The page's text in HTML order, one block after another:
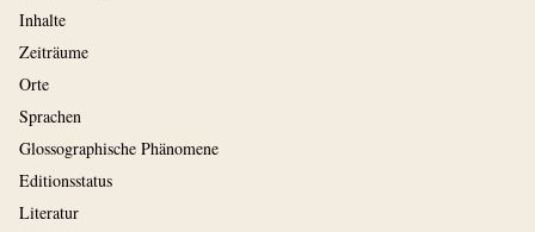
Inhalte
Zeiträume
Orte
Sprachen
Glossographische Phänomene
Editionsstatus
Literatur